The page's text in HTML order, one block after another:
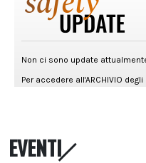
EVENTI